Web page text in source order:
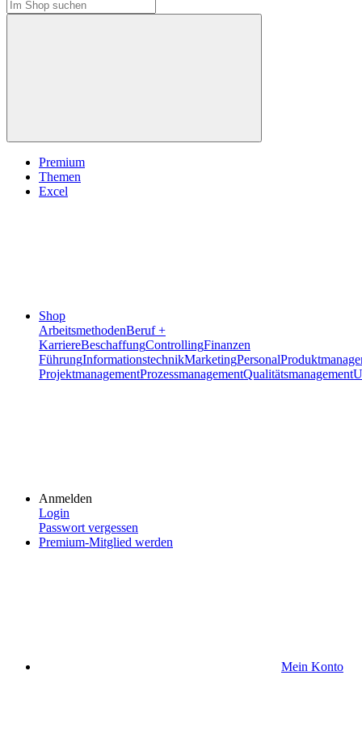
Premium
Themen
Excel
Shop
ArbeitsmethodenBeruf +
KarriereBeschaffungControllingFinanzen
FührungInformationstechnikMarketingPersonal
ProjektmanagementProzessmanagementQualitätsmanagement
Anmelden
Login
Passwort vergessen
Premium-Mitglied werden
Mein Konto